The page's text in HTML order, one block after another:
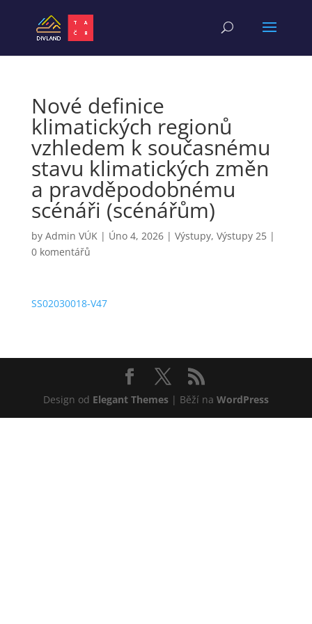
Nové definice
klimatických regionů
vzhledem k současnému
stavu klimatických změn
a pravděpodobnému
scénáři (scénářům)
by Admin VÚK| Úno 4, 2026| Výstupy, Výstupy 25|
0 komentářů
SS02030018-V47
Design od Elegant Themes| Běží na WordPress